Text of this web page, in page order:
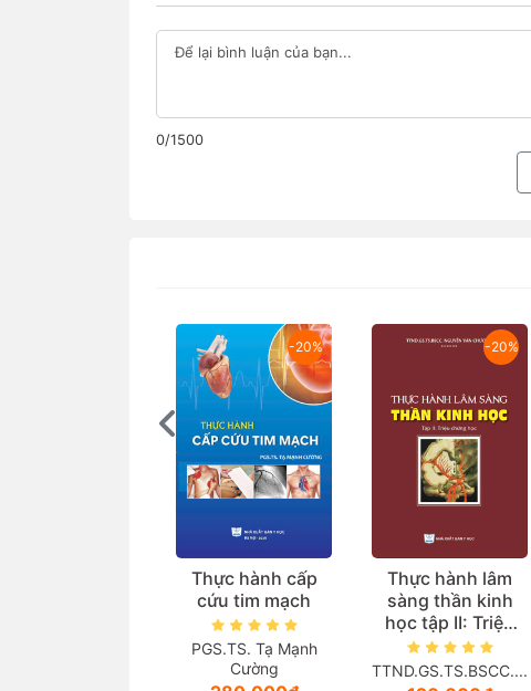
0/1500
-20%
Thực hành cấp
cứu tim mạch
PGS.TS. Tạ Mạnh
Cường
-20%
Thực hành lâm
sàng thần kinh
học tập II: Triệu
chứng học
TTND.GS.TS.BSCC....